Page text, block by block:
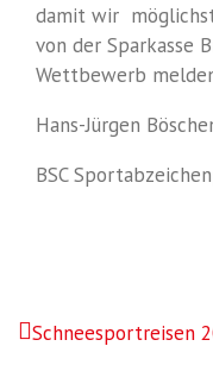
damit wir
von der Sparkasse
Wettbewerb
Hans-Jürgen
BSC
Schneesportreisen